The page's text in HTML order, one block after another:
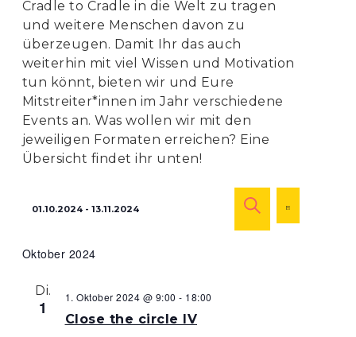
Cradle to Cradle in die Welt zu tragen
und weitere Menschen davon zu
überzeugen. Damit Ihr das auch
weiterhin mit viel Wissen und Motivation
tun könnt, bieten wir und Eure
Mitstreiter*innen im Jahr verschiedene
Events an. Was wollen wir mit den
jeweiligen Formaten erreichen? Eine
Übersicht findet ihr unten!
Suche
SUCHE
01.10.2024 - 13.11.2024
wählen.
Oktober 2024
Di.
1
Close the circle IV
1. Oktober 2024 @ 9:00 - 18:00